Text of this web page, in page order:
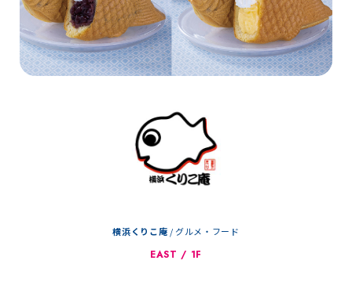
横浜くりこ庵 / グルメ・フード
EAST / 1F